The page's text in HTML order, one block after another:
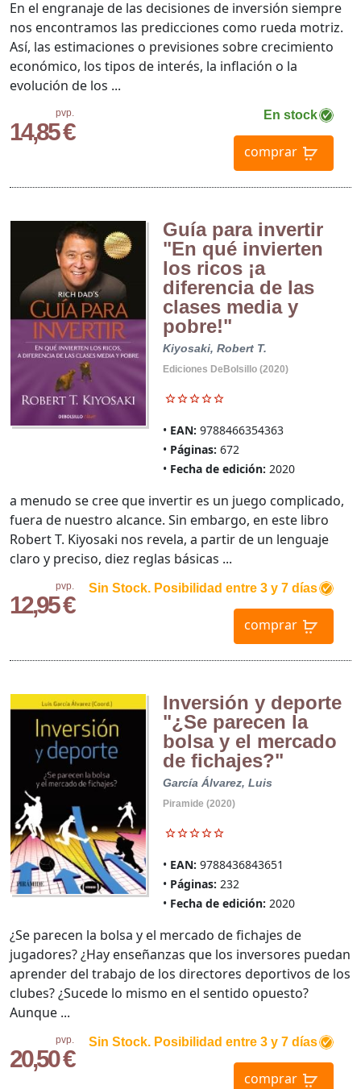
pvp.
14,85 €
En stock
comprar
En el engranaje de las decisiones de inversión siempre
nos encontramos las predicciones como rueda motriz.
Así, las estimaciones o previsiones sobre crecimiento
económico, los tipos de interés, la inflación o la
evolución de los ...
Guía para invertir
"En qué invierten
los ricos ¡a
diferencia de las
clases media y
pobre!"
Kiyosaki, Robert T.
Ediciones DeBolsillo (2020)
EAN: 9788466354363
Páginas: 672
Fecha de edición: 2020
pvp.
12,95 €
Sin Stock. Posibilidad entre 3 y 7 días
comprar
a menudo se cree que invertir es un juego complicado,
fuera de nuestro alcance. Sin embargo, en este libro
Robert T. Kiyosaki nos revela, a partir de un lenguaje
claro y preciso, diez reglas básicas ...
Inversión y deporte
"¿Se parecen la
bolsa y el mercado
de fichajes?"
García Álvarez, Luis
Piramide (2020)
EAN: 9788436843651
Páginas: 232
Fecha de edición: 2020
pvp.
20,50 €
Sin Stock. Posibilidad entre 3 y 7 días
comprar
¿Se parecen la bolsa y el mercado de fichajes de
jugadores? ¿Hay enseñanzas que los inversores puedan
aprender del trabajo de los directores deportivos de los
clubes? ¿Sucede lo mismo en el sentido opuesto?
Aunque ...